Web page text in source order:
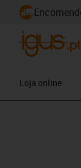
Loja online